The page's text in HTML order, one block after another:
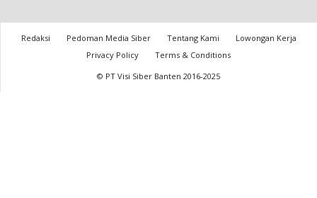
Redaksi Pedoman Media Siber Tentang Kami
Lowongan Kerja
Privacy Policy
Terms & Conditions
© PT Visi Siber Banten 2016-2025